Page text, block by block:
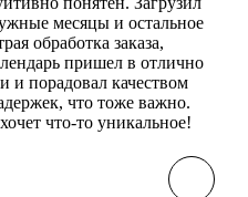
месяцы и остальное
обработка заказа,
пришел в отлично
и порадовал качеством
что тоже важно.
что-то уникальное!